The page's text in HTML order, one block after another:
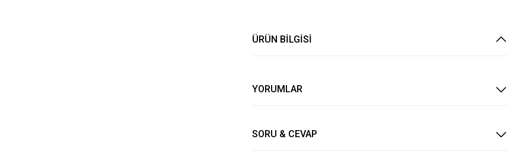
ÜRÜN BİLGİSİ
YORUMLAR
SORU & CEVAP